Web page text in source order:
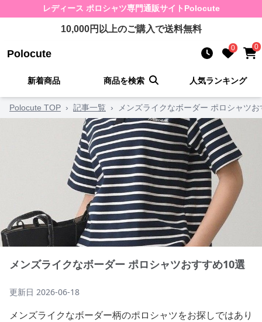
レディース ポロシャツ専門通販サイト Polocute
10,000円以上のご購入で送料無料
Polocute 0 0
新着商品 商品を検索 人気ランキング
Polocute TOP › 記事一覧 › メンズライクなボーダー ポロシャツ
メンズライクなボーダー ポロシャツおすすめ10選
更新日 2026-06-18
メンズライクなボーダー柄のポロシャツをお探しではあり